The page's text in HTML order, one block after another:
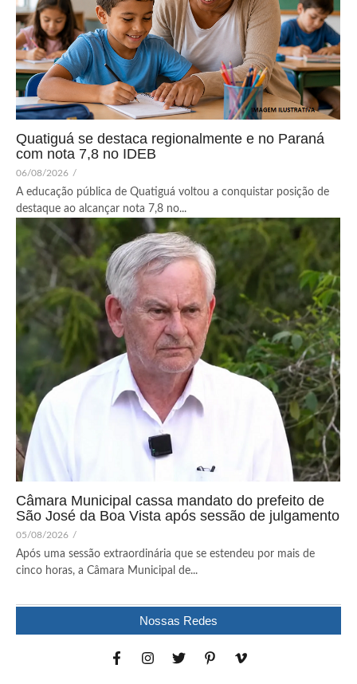
Quatiguá se destaca regionalmente e no Paraná
com nota 7,8 no IDEB
06/08/2026 /
A educação pública de Quatiguá voltou a conquistar posição de
destaque ao alcançar nota 7,8 no...
Câmara Municipal cassa mandato do prefeito de
São José da Boa Vista após sessão de julgamento
05/08/2026 /
Após uma sessão extraordinária que se estendeu por mais de
cinco horas, a Câmara Municipal de...
Nossas Redes